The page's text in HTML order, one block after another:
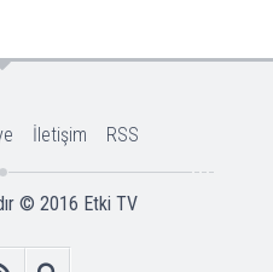
İletişim RSS
© 2016 Etki TV